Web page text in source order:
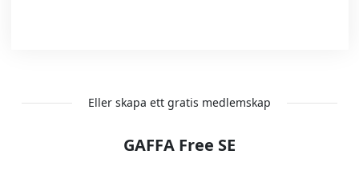
Eller skapa ett gratis medlemskap
GAFFA Free SE